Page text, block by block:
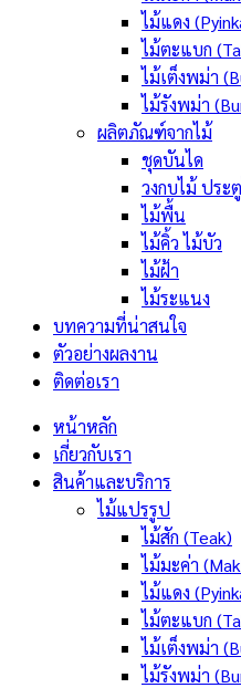
ไม้แดง
ไม้ตะแบก
ไม้เต็งพม่า
ไม้รังพม่า
ผลิตภัณฑ์จากไม้
ชุดบันได
วงกบไม้ ประ
ไม้พื้น
ไม้คิ้ว ไม้บัว
ไม้ฝ้า
ไม้ระแนง
บทความที่น่าสนใจ
ตัวอย่างผลงาน
ติดต่อเรา
หน้าหลัก
เกี่ยวกับเรา
สินค้าและบริการ
ไม้แปรรูป
ไม้สัก (Teak)
ไม้มะค่า
ไม้แดง
ไม้ตะแบก
ไม้เต็งพม่า
ไม้รังพม่า